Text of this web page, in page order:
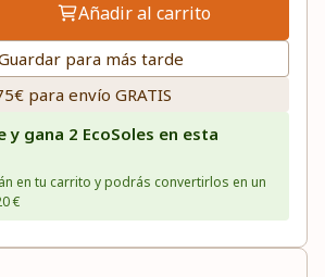
Añadir al carrito
para más tarde
para envío GRATIS
y gana 2 EcoSoles en esta
en tu carrito y podrás convertirlos en un
€